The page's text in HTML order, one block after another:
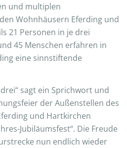
und multiplen
Wohnhäusern Eferding und
21 Personen in je drei
45 Menschen erfahren in
eine sinnstiftende
sagt ein Sprichwort und
der Außenstellen des
und Hartkirchen
Jubiläumsfest“. Die Freude
nun endlich wieder